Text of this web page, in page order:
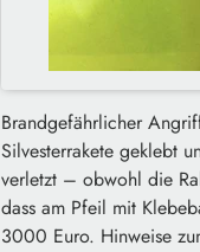
Brandgefährlicher
Silvesterrakete geklebt
verletzt – obwohl die
dass am Pfeil mit
3000 Euro. Hinweise